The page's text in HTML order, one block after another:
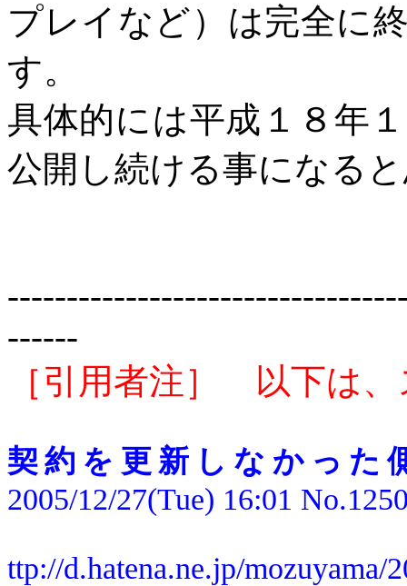
プレイなど）は完全に
す。
具体的には平成１８年
公開し続ける事になる
------
［引用者注］ 以下は
契約を更新しなかった
2005/12/27(Tue) 16:01
ttp://d.hatena.ne.jp/mozuyama/